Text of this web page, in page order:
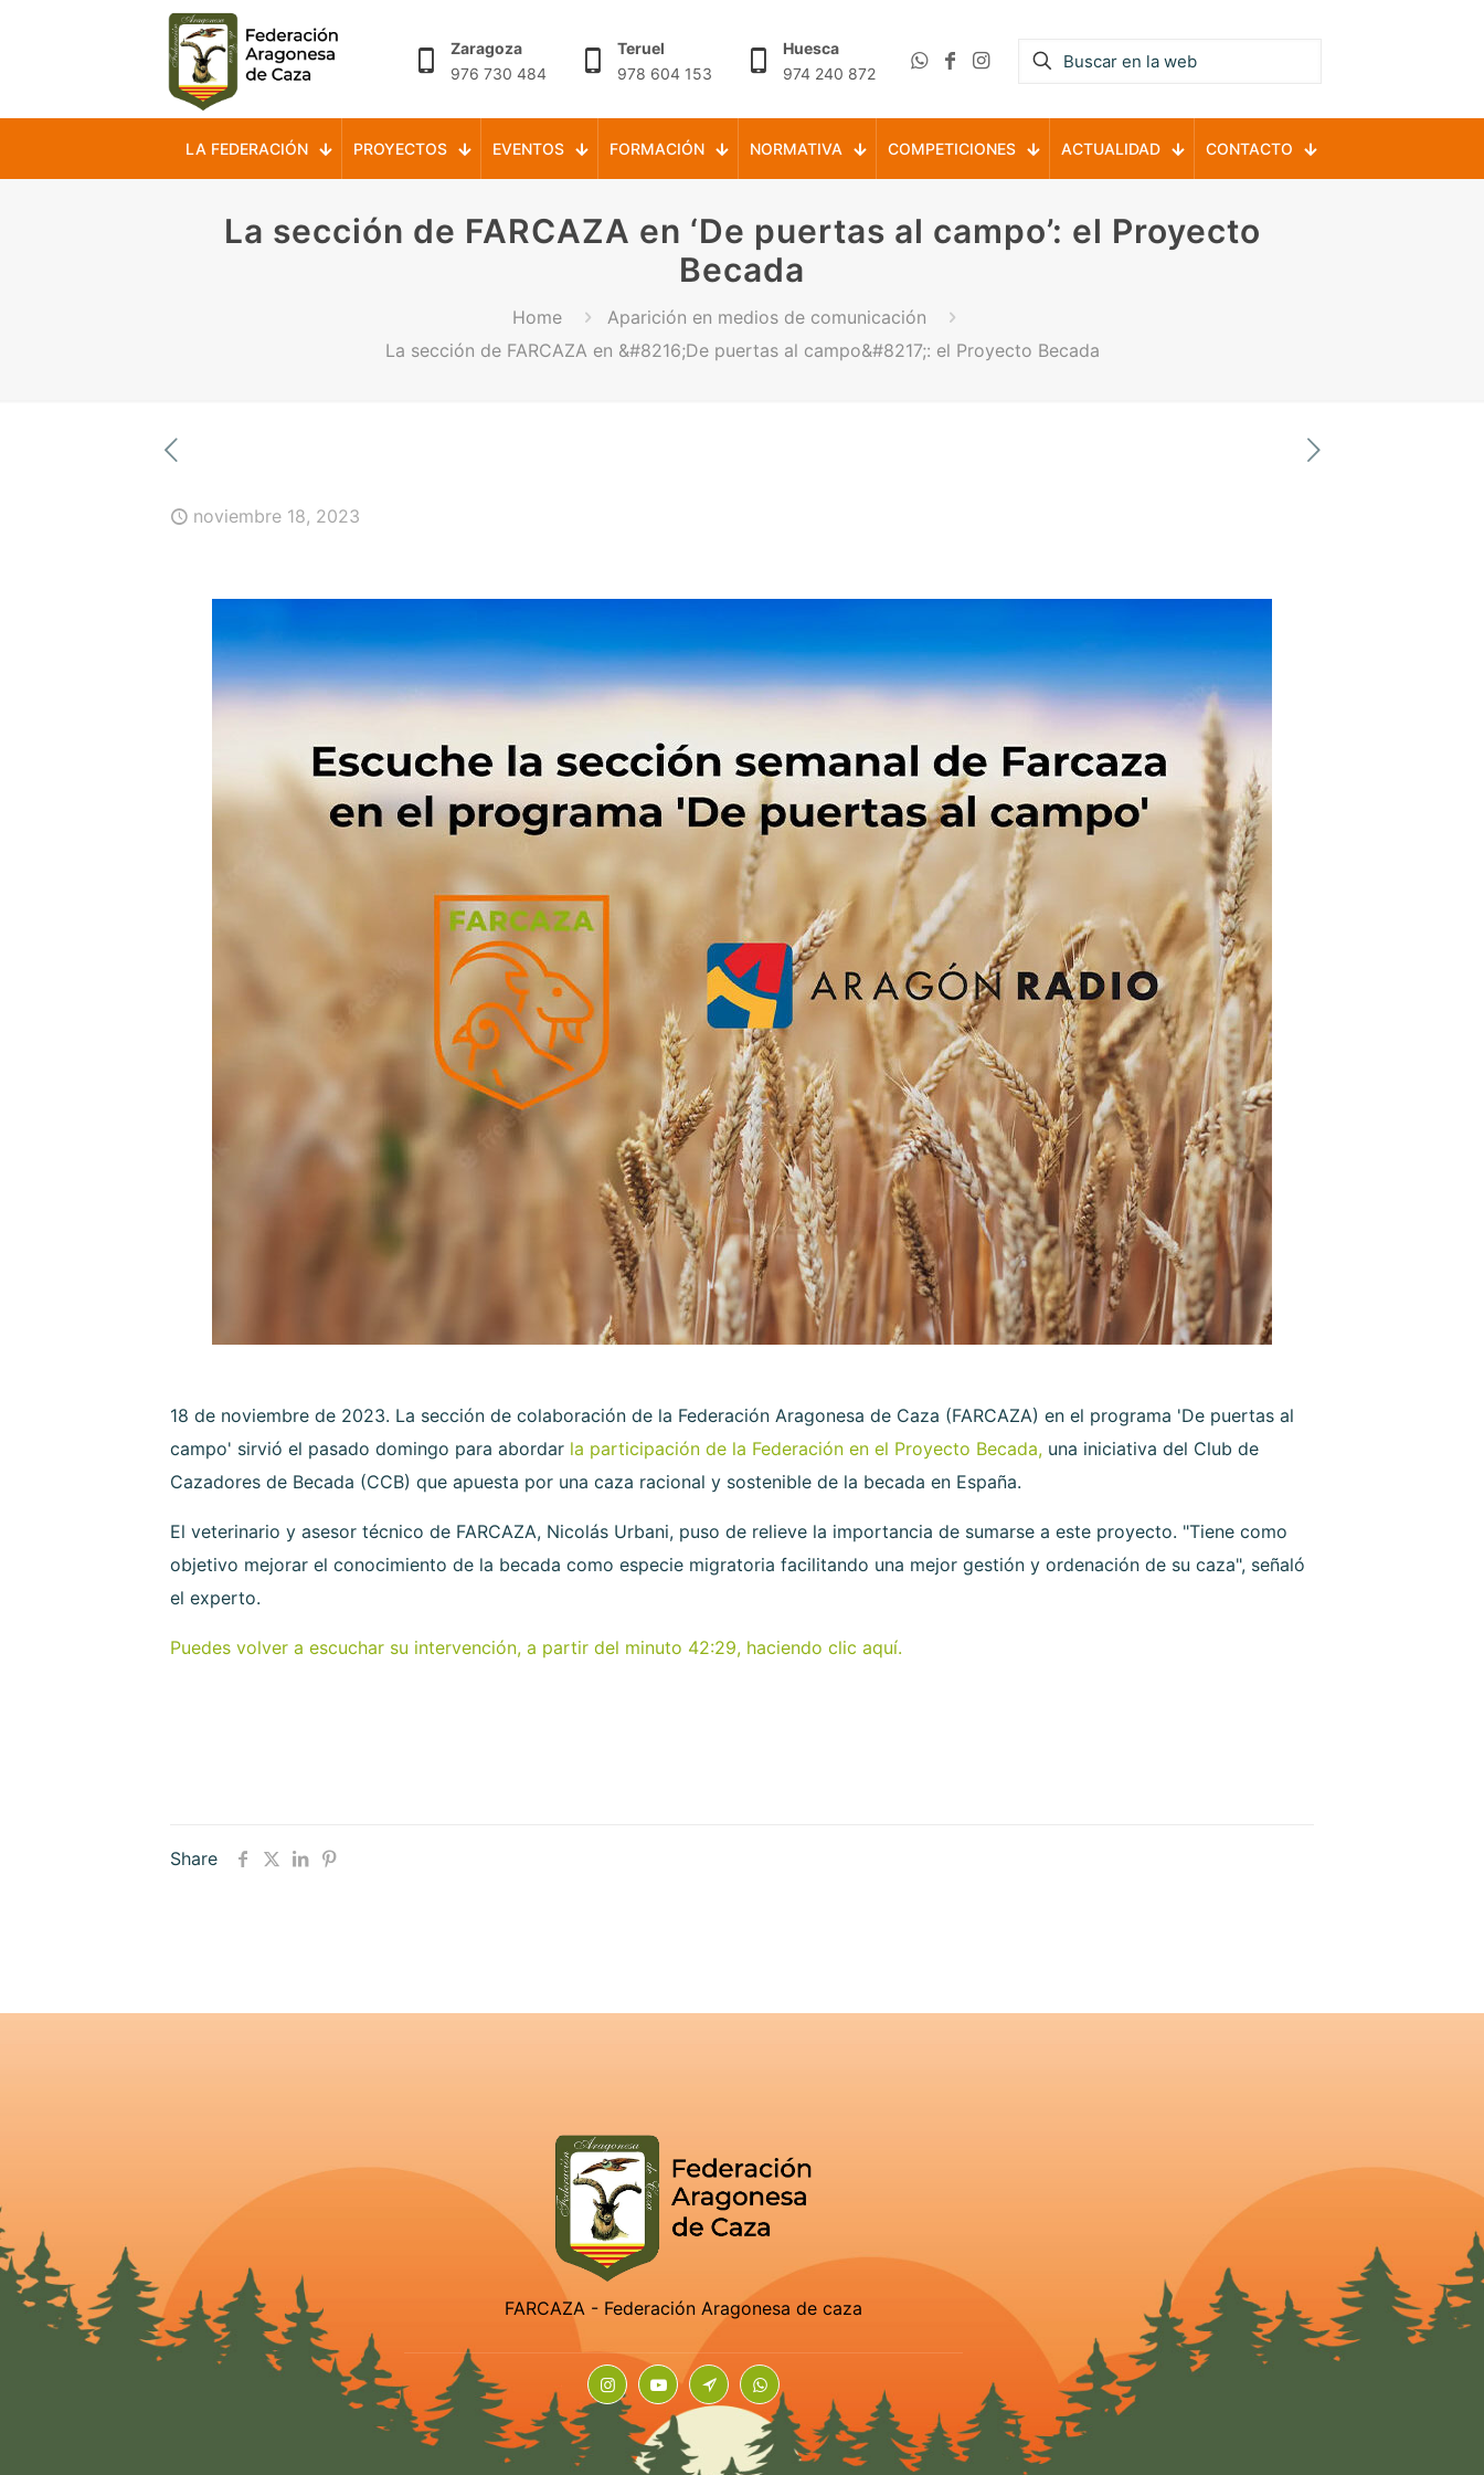
Zaragoza
976 730 484
Teruel
978 604 153
Huesca
974 240 872
LA FEDERACIÓN PROYECTOS EVENTOS FORMACIÓN NORMATIVA COMPETICIONES ACTUALIDAD CONTACTO
La sección de FARCAZA en ‘De puertas al campo’: el Proyecto
Becada
Home
Aparición en medios de comunicación
La sección de FARCAZA en &#8216;De puertas al campo&#8217;: el Proyecto Becada
noviembre 18, 2023
18 de noviembre de 2023. La sección de colaboración de la Federación Aragonesa de Caza (FARCAZA) en el programa 'De puertas al
campo' sirvió el pasado domingo para abordar la participación de la Federación en el Proyecto Becada, una iniciativa del Club de
Cazadores de Becada (CCB) que apuesta por una caza racional y sostenible de la becada en España.
El veterinario y asesor técnico de FARCAZA, Nicolás Urbani, puso de relieve la importancia de sumarse a este proyecto. "Tiene como
objetivo mejorar el conocimiento de la becada como especie migratoria facilitando una mejor gestión y ordenación de su caza", señaló
el experto.
Puedes volver a escuchar su intervención, a partir del minuto 42:29, haciendo clic aquí.
Share
FARCAZA - Federación Aragonesa de caza